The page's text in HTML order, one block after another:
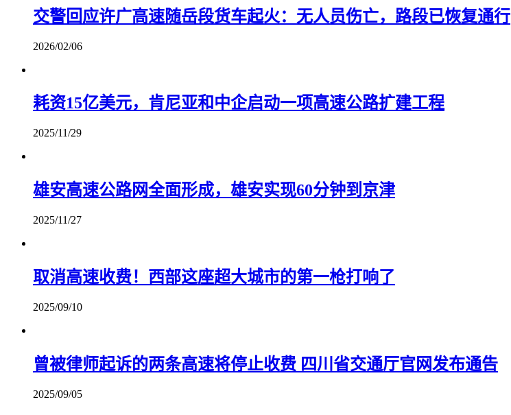
交警回应许广高速随岳段货车起火：无人员伤亡，路段已恢复通行
2026/02/06
耗资15亿美元，肯尼亚和中企启动一项高速公路扩建工程
2025/11/29
雄安高速公路网全面形成，雄安实现60分钟到京津
2025/11/27
取消高速收费！西部这座超大城市的第一枪打响了
2025/09/10
曾被律师起诉的两条高速将停止收费 四川省交通厅官网发布通告
2025/09/05